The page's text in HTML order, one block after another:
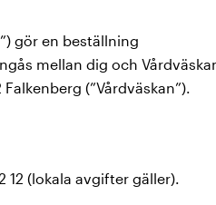
gör en beställning
mellan dig och
(”Vårdväskan”).
12 (lokala avgifter gäller).